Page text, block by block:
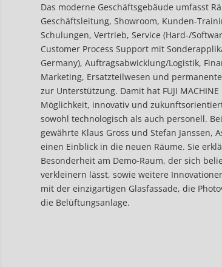
Das moderne Geschäftsgebäude umfasst
Geschäftsleitung, Showroom, Kunden-
Schulungen, Vertrieb, Service (Hard-/
Customer Process Support mit
Germany), Auftragsabwicklung/Logistik,
Marketing, Ersatzteilwesen und
zur Unterstützung. Damit hat FUJI MACHINE
Möglichkeit, innovativ und
sowohl technologisch als auch personell.
gewährte Klaus Gross und Stefan Janssen,
einen Einblick in die neuen Räume. Sie
Besonderheit am Demo-Raum, der sich
verkleinern lässt, sowie weitere
mit der einzigartigen Glasfassade, die
die Belüftungsanlage.